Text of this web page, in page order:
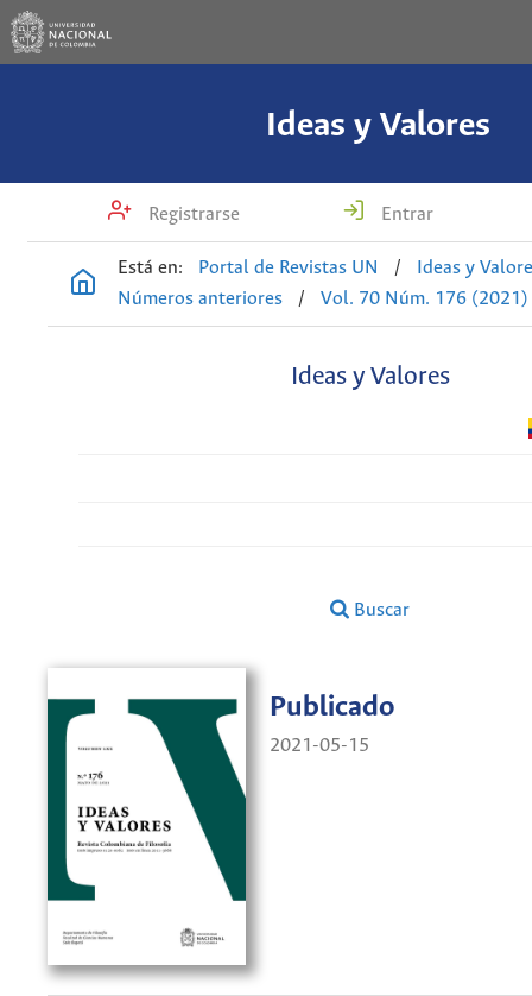
Ideas y Valores
Registrarse Entrar
Está en: Portal de Revistas UN /
Ideas y
Números anteriores
/ Vol. 70 Núm. 176 (2021)
Ideas y Valores
Buscar
Publicado
2021-05-15